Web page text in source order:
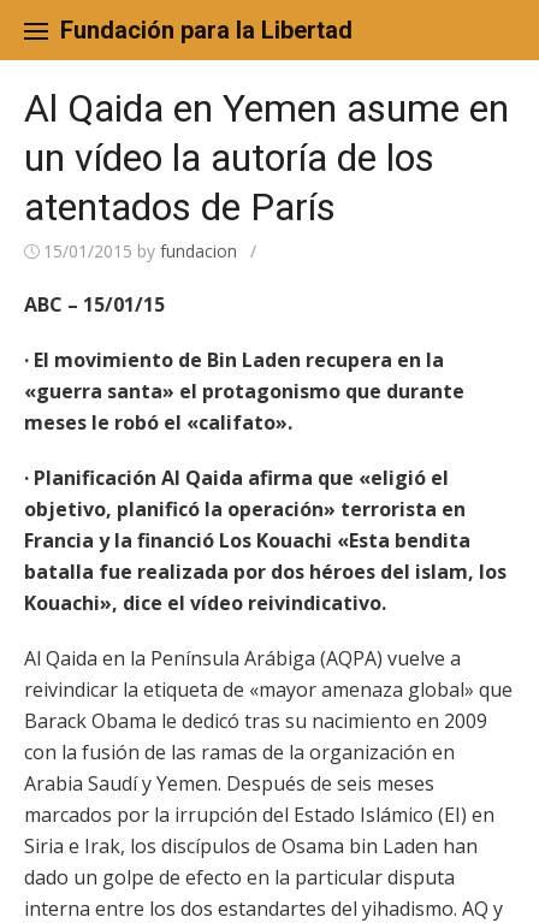
content
Fundación para la Libertad
Al Qaida en Yemen asume en
un vídeo la autoría de los
atentados de París
15/01/2015 by fundacion /
ABC – 15/01/15
· El movimiento de Bin Laden recupera en la
«guerra santa» el protagonismo que durante
meses le robó el «califato».
· Planificación Al Qaida afirma que «eligió el
objetivo, planificó la operación» terrorista en
Francia y la financió Los Kouachi «Esta bendita
batalla fue realizada por dos héroes del islam, los
Kouachi», dice el vídeo reivindicativo.
Al Qaida en la Península Arábiga (AQPA) vuelve a
reivindicar la etiqueta de «mayor amenaza global» que
Barack Obama le dedicó tras su nacimiento en 2009
con la fusión de las ramas de la organización en
Arabia Saudí y Yemen. Después de seis meses
marcados por la irrupción del Estado Islámico (EI) en
Siria e Irak, los discípulos de Osama bin Laden han
dado un golpe de efecto en la particular disputa
interna entre los dos estandartes del yihadismo. AQ y